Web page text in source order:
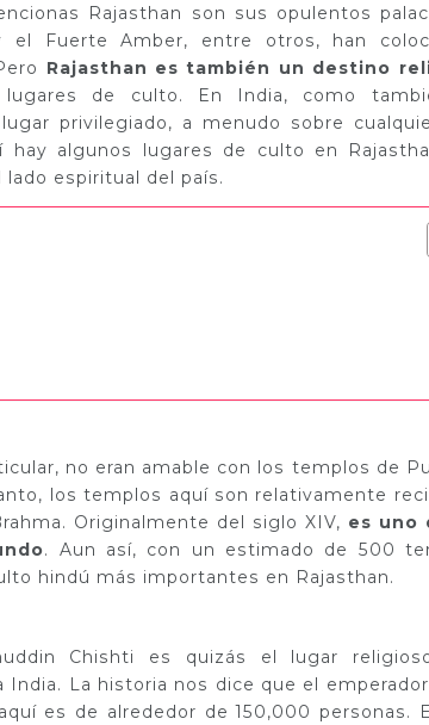
Rajasthan son sus opulentos
el Fuerte Amber, entre otros, han
Rajasthan es también un destino
lugares de culto. En India, como
privilegiado, a menudo sobre
algunos lugares de culto en
espiritual del país.
no eran amable con los templos de
los templos aquí son relativamente
Originalmente del siglo XIV, es uno
. Aun así, con un estimado de 500
hindú más importantes en Rajasthan.
Chishti es quizás el lugar
La historia nos dice que el
es de alrededor de 150,000 personas.